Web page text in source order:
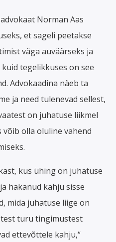
Norman Aas
et sageli peetakse
väga auväärseks ja
tegelikkuses on see
Advokaadina näeb ta
ja need tulenevad sellest,
on juhatuse liikmel
olla oluline vahend
kus ühing on juhatuse
hakanud kahju sisse
mida juhatuse liige on
turu tingimustest
ettevõttele kahju,“